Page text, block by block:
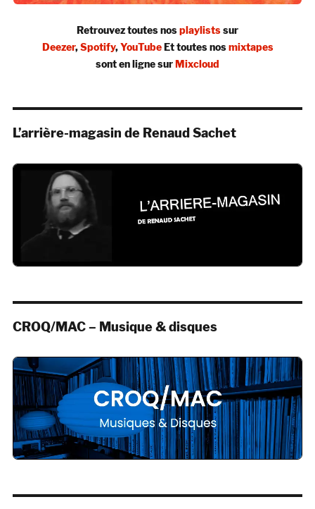
Retrouvez toutes nosplaylistssur
Deezer,Spotify,YouTubeEt toutes nosmixtapes
sont en ligne surMixcloud
L’arrière-magasin de Renaud Sachet
CROQ/MAC – Musique & disques